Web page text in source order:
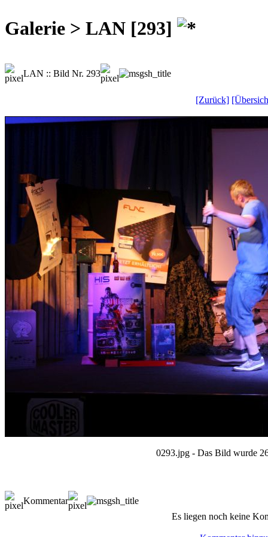
Galerie > LAN [293]
LAN :: Bild Nr. 293
[Zurück]
0293.jpg - Das Bild wurde
Kommentar
Es liegen noch keine